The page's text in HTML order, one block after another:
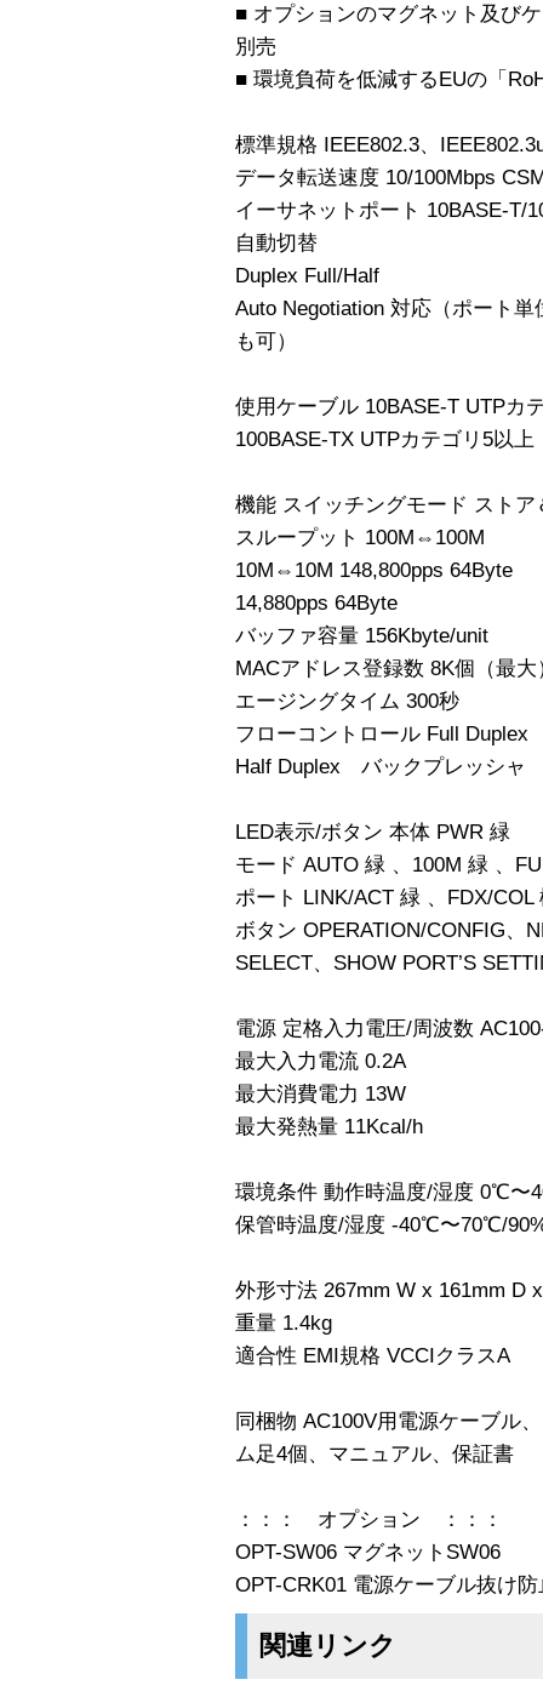
■ オプションのマグネット及び
別売
■ 環境負荷を低減するEUの「
標準規格 IEEE802.3、
データ転送速度 10/100Mbps
イーサネットポート 10BASE-T/
自動切替
Duplex Full/Half
Auto Negotiation 対応（ポート
も可）
使用ケーブル 10BASE-T UTPカ
100BASE-TX UTPカテゴリ5以上
機能 スイッチングモード スト
スループット 100M⇔100M
10M⇔10M 148,800pps 64Byte
14,880pps 64Byte
バッファ容量 156Kbyte/unit
MACアドレス登録数 8K個（最大
エージングタイム 300秒
フローコントロール Full
Half Duplex バックプレッシャ
LED表示/ボタン 本体 PWR 緑
モード AUTO 緑 、100M 緑 、
ポート LINK/ACT 緑 、FDX/COL
ボタン OPERATION/CONFIG、
SELECT、SHOW PORT’S
電源 定格入力電圧/周波数
最大入力電流 0.2A
最大消費電力 13W
最大発熱量 11Kcal/h
環境条件 動作時温度/湿度 0℃
保管時温度/湿度 -40℃〜70℃/
外形寸法 267mm W x 161mm D
重量 1.4kg
適合性 EMI規格 VCCIクラスA
同梱物 AC100V用電源ケーブル
ム足4個、マニュアル、保証書
：：： オプション ：：：
OPT-SW06 マグネットSW06
OPT-CRK01 電源ケーブル抜け
関連リンク